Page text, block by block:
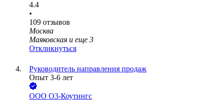
4.4
•
109 отзывов
Москва
Маяковская и еще 3
Откликнуться
Руководитель направления продаж
Опыт 3-6 лет
ООО О3-Коутингс